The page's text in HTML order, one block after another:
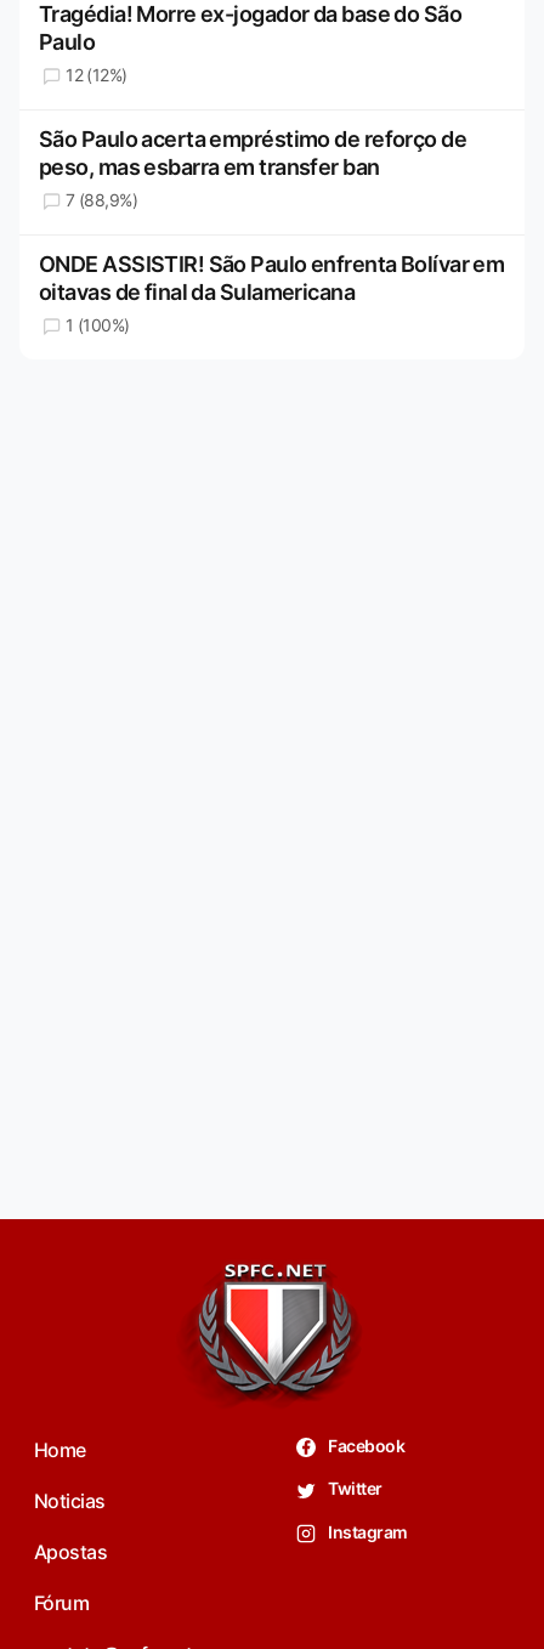
Tragédia! Morre ex-jogador da base do São
Paulo
12 (12%)
São Paulo acerta empréstimo de reforço de
peso, mas esbarra em transfer ban
7 (88,9%)
ONDE ASSISTIR! São Paulo enfrenta Bolívar em
oitavas de final da Sulamericana
1 (100%)
Home
Noticias
Apostas
Fórum
Facebook
Twitter
Instagram